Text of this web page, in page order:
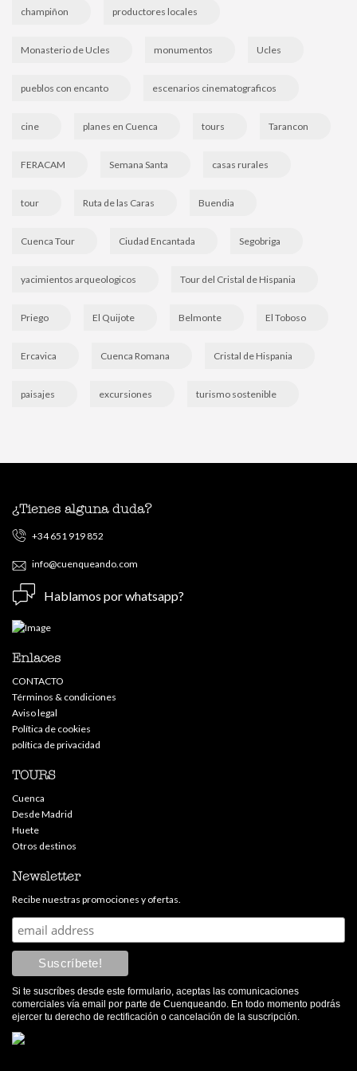
champiñon productores locales
Monasterio de Ucles monumentos Ucles
pueblos con encanto escenarios cinematograficos
cine planes en Cuenca tours Tarancon
FERACAM Semana Santa casas rurales
tour Ruta de las Caras Buendia
Cuenca Tour Ciudad Encantada Segobriga
yacimientos arqueologicos Tour del Cristal de Hispania
Priego El Quijote Belmonte El Toboso
Ercavica Cuenca Romana Cristal de Hispania
paisajes excursiones turismo sostenible
¿Tienes alguna duda?
+34 651 919 852
info@cuenqueando.com
Hablamos por whatsapp?
Enlaces
CONTACTO
Términos & condiciones
Aviso legal
Política de cookies
política de privacidad
TOURS
Cuenca
Desde Madrid
Huete
Otros destinos
Newsletter
Recibe nuestras promociones y ofertas.
Si te suscríbes desde este formulario, aceptas las comunicaciones
comerciales vía email por parte de Cuenqueando. En todo momento podrás
ejercer tu derecho de rectificación o cancelación de la suscripción.